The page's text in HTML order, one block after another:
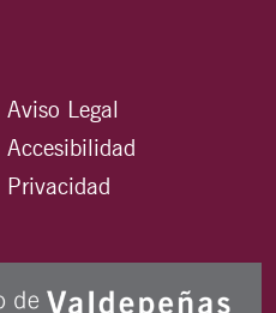
Aviso Legal
Accesibilidad
Privacidad